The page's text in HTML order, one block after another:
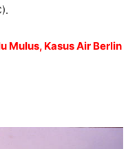
Mulus, Kasus Air Berlin